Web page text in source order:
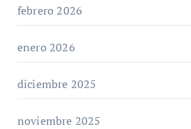
febrero 2026
enero 2026
diciembre 2025
noviembre 2025